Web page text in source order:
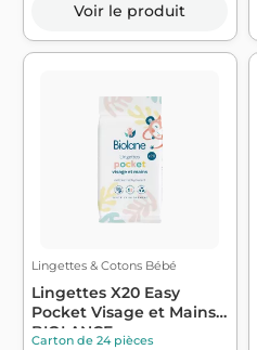
Voir le produit
Lingettes & Cotons Bébé
Lingettes X20 Easy
Pocket Visage et Mains -
BIOLANCE
Carton de 24 pièces